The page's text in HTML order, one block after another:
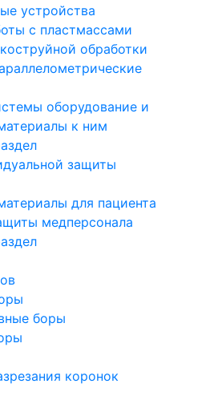
устройства
с пластмассами
обработки
оборудование и
к ним
защиты
для пациента
медперсонала
боры
коронок